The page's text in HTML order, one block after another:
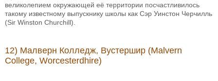
великолепием окружающей её территории посчастливилось
такому известному выпускнику школы как Сэр Уинстон Черчилль
(Sir Winston Churchill).
12) Малверн Колледж, Вустершир (Malvern
College, Worcesterdhire)